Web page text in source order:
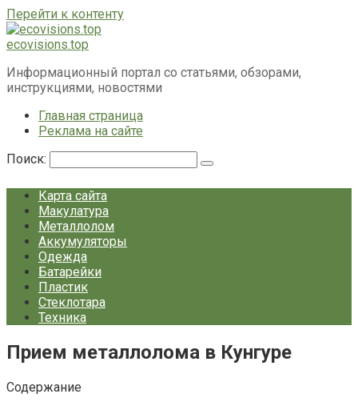
Перейти к контенту
ecovisions.top
Информационный портал со статьями, обзорами,
инструкциями, новостями
Главная страница
Реклама на сайте
Поиск:
Карта сайта
Макулатура
Металлолом
Аккумуляторы
Одежда
Батарейки
Пластик
Стеклотара
Техника
Прием металлолома в Кунгуре
Содержание